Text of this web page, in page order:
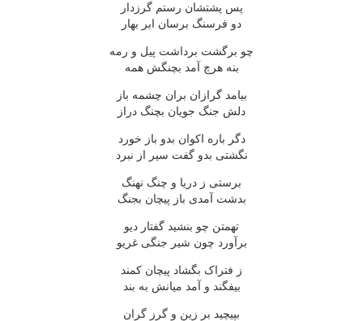
پس پشتشان رستم گرزدار
دو فرسنگ برسان ابر بهار
چو برگشت برداشت پیل و رمه
بنه هرچ آمد بچنگش همه
بیامد گرازان بران چشمه باز
دلش جنگ جویان بچنگ دراز
دگر باره اکوان بدو باز خورد
نگشتی بدو گفت سیر از نبرد
برستی ز دریا و چنگ نهنگ
بدشت آمدی باز پیچان بجنگ
تهمتن چو بنشید گفتار دیو
برآورد چون شیر جنگی غریو
ز فتراک بگشاد پیچان کمند
بیفگند و آمد میانش به بند
بپیچید بر زین و گرز گران